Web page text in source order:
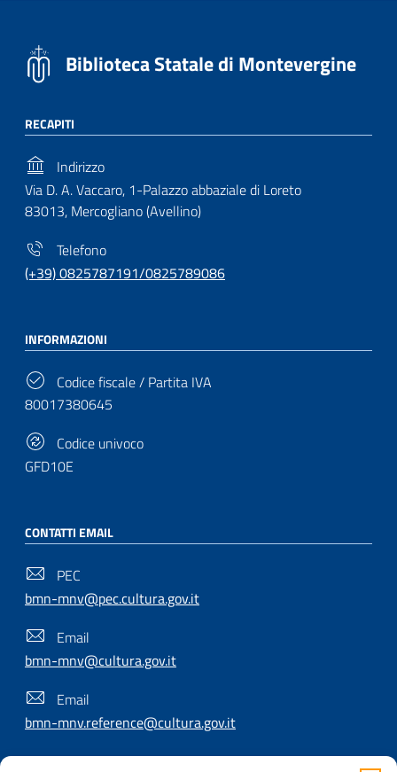
Biblioteca Statale di Montevergine
RECAPITI
Indirizzo
Via D. A. Vaccaro, 1-Palazzo abbaziale di Loreto
83013, Mercogliano (Avellino)
Telefono
(+39) 0825787191/0825789086
INFORMAZIONI
Codice fiscale / Partita IVA
80017380645
Codice univoco
GFD10E
CONTATTI EMAIL
PEC
bmn-mnv@pec.cultura.gov.it
Email
bmn-mnv@cultura.gov.it
Email
bmn-mnv.reference@cultura.gov.it